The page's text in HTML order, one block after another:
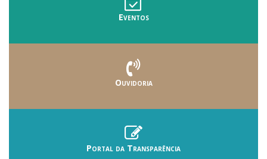
Eventos
Ouvidoria
Portal da Transparência